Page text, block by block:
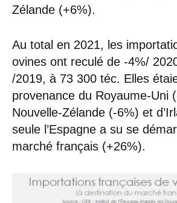
Zélande (+6%).
Au total en 2021, les
ovines ont reculé de -4%/
/2019, à 73 300 téc. Elles
provenance du Royaume-Uni
Nouvelle-Zélande (-6%) et
seule l’Espagne a su se
marché français (+26%).